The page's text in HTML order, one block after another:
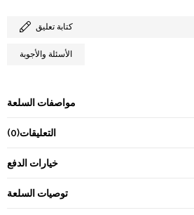
كتابة تعليق
الأسئلة والأجوبة
مواصفات السلعة
التعليقات(0)
خيارات الدفع
توصيات السلعة